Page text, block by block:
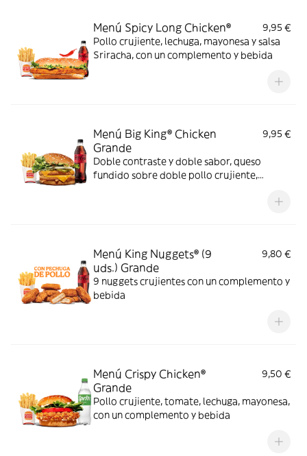
Menú Spicy Long Chicken®
9,95 €
Pollo crujiente, lechuga, mayonesa y salsa
Sriracha, con un complemento y bebida
Menú Big King® Chicken
Grande
9,95 €
Doble contraste y doble sabor, queso
fundido sobre doble pollo crujiente,
exquisita salsa Big King entre dos panes de
Menú King Nuggets® (9
uds.) Grande
9,80 €
9 nuggets crujientes con un complemento y
bebida
Menú Crispy Chicken®
Grande
9,50 €
Pollo crujiente, tomate, lechuga, mayonesa,
con un complemento y bebida